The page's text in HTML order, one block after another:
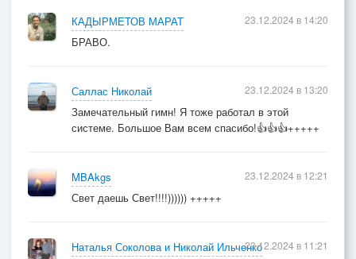
КАДЫРМЕТОВ МАРАТ
БРАВО.
23.12.2024 в 14:20
Саллас Николай
Замечательный гимн! Я тоже работал в этой
системе. Большое Вам всем спасибо!👍👍👍+++++
23.12.2024 в 13:20
MBAkgs
Свет даешь Свет!!!!)))))) +++++
23.12.2024 в 12:21
Наталья Соколова и Николай Ильченко23.12.2024 в 11:21